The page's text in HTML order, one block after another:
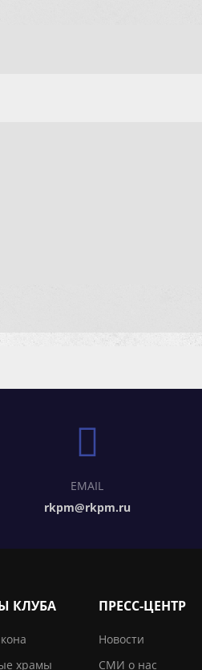
EMAIL
rkpm@rkpm.ru
КЛУБА
храмы
ПРЕСС-ЦЕНТР
Новости
СМИ о нас